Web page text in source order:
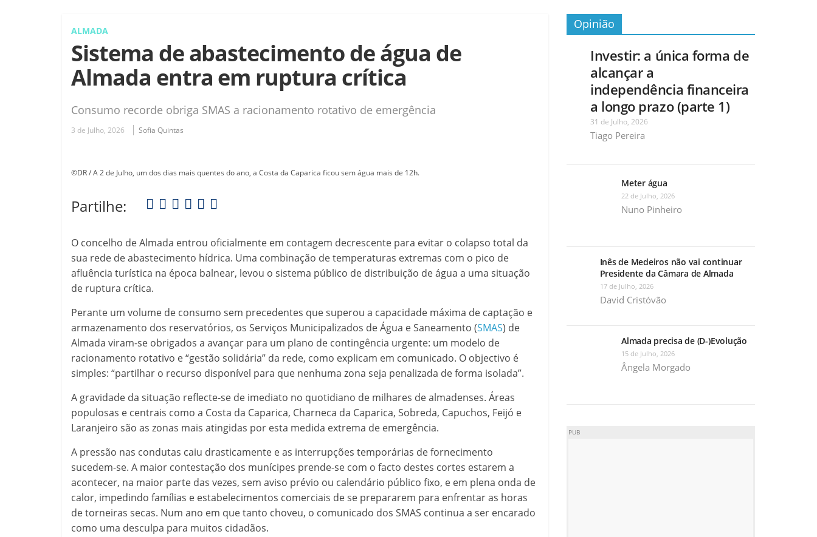
ALMADA
Sistema de abastecimento de água de
Almada entra em ruptura crítica
Consumo recorde obriga SMAS a racionamento rotativo de emergência
3 de Julho, 2026 Sofia Quintas
©DR / A 2 de Julho, um dos dias mais quentes do ano, a Costa da Caparica ficou sem água mais de 12h.
Partilhe:
O concelho de Almada entrou oficialmente em contagem decrescente para evitar o colapso total da
sua rede de abastecimento hídrica. Uma combinação de temperaturas extremas com o pico de
afluência turística na época balnear, levou o sistema público de distribuição de água a uma situação
de ruptura crítica.
Perante um volume de consumo sem precedentes que superou a capacidade máxima de captação e
armazenamento dos reservatórios, os Serviços Municipalizados de Água e Saneamento (SMAS) de
Almada viram-se obrigados a avançar para um plano de contingência urgente: um modelo de
racionamento rotativo e “gestão solidária” da rede, como explicam em comunicado. O objectivo é
simples: “partilhar o recurso disponível para que nenhuma zona seja penalizada de forma isolada”.
A gravidade da situação reflecte-se de imediato no quotidiano de milhares de almadenses. Áreas
populosas e centrais como a Costa da Caparica, Charneca da Caparica, Sobreda, Capuchos, Feijó e
Laranjeiro são as zonas mais atingidas por esta medida extrema de emergência.
A pressão nas condutas caiu drasticamente e as interrupções temporárias de fornecimento
sucedem-se. A maior contestação dos munícipes prende-se com o facto destes cortes estarem a
acontecer, na maior parte das vezes, sem aviso prévio ou calendário público fixo, e em plena onda de
calor, impedindo famílias e estabelecimentos comerciais de se prepararem para enfrentar as horas
de torneiras secas. Num ano em que tanto choveu, o comunicado dos SMAS continua a ser encarado
como uma desculpa para muitos cidadãos.
Opinião
Investir: a única forma de
alcançar a
independência financeira
a longo prazo (parte 1)
31 de Julho, 2026
Tiago Pereira
Meter água
22 de Julho, 2026
Nuno Pinheiro
Inês de Medeiros não vai continuar
Presidente da Câmara de Almada
17 de Julho, 2026
David Cristóvão
Almada precisa de (D-)Evolução
15 de Julho, 2026
Ângela Morgado
PUB